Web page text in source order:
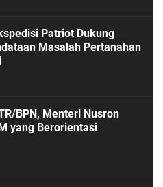
Patriot Dukung
Masalah Pertanahan
BPN, Menteri Nusron
yang Berorientasi